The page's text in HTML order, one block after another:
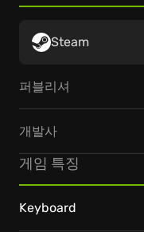
Steam
퍼블리셔
개발사
게임 특징
Keyboard